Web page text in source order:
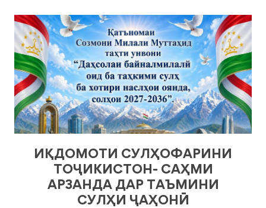
ИҚДОМОТИ СУЛҲОФАРИНИ
ТОҶИКИСТОН- САҲМИ
АРЗАНДА ДАР ТАЪМИНИ
СУЛҲИ ҶАҲОНӢ